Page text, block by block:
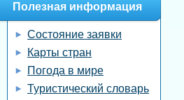
Полезная информация
Состояние заявки
Карты стран
Погода в мире
Туристический словарь